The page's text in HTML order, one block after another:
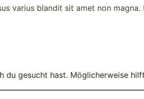
varius blandit sit amet non
gesucht hast. Möglicherweise